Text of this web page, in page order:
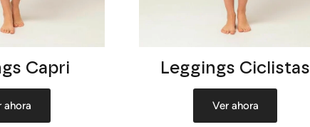
Capri
ahora
Leggings Ciclistas
Ver ahora